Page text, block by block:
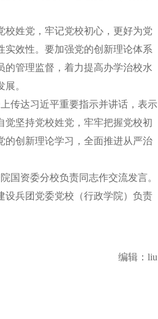
姓党，牢记党校初心，更好为党
效性。要加强党的创新理论体系
管理监督，着力提高办学治校水
。
传达习近平重要指示并讲话，表示
坚持党校姓党，牢牢把握党校初
的创新理论学习，全面推进从严治
资委分校负责同志作交流发言。
兵团党委党校（行政学院）负责
编辑：liu